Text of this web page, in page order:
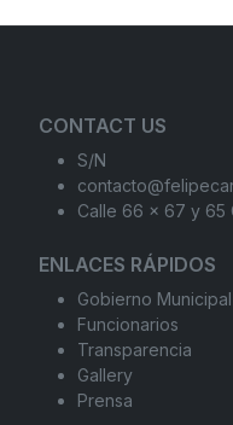
CONTACT US
S/N
Calle 66 x 67 y 65
ENLACES RÁPIDOS
Gobierno Municipal
Funcionarios
Transparencia
Gallery
Prensa